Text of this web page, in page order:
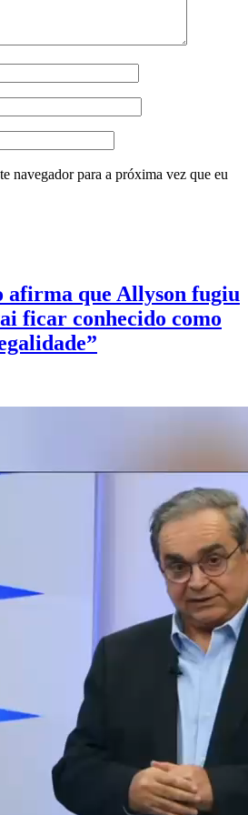
navegador para a próxima vez que eu
que Allyson fugiu
ficar conhecido como